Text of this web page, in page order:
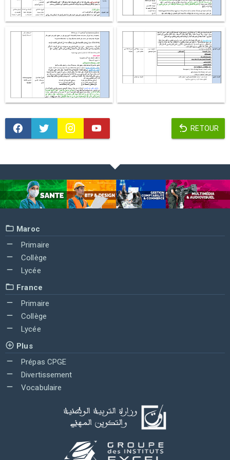
RETOUR
Maroc
Primaire
Collège
Lycée
France
Primaire
Collège
Lycée
Plus
Prépas CPGE
Divertissement
Vocabulaire